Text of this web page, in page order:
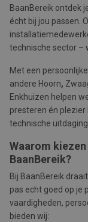
BaanBereik ontdek
écht bij jou passen.
technische sector –
Met een
andere Hoorn,
Enkhuizen helpen
presteren én plezier
technische
Waarom
BaanBereik?
Bij BaanBereik
pas echt goed op je
vaardigheden,
bieden wij: